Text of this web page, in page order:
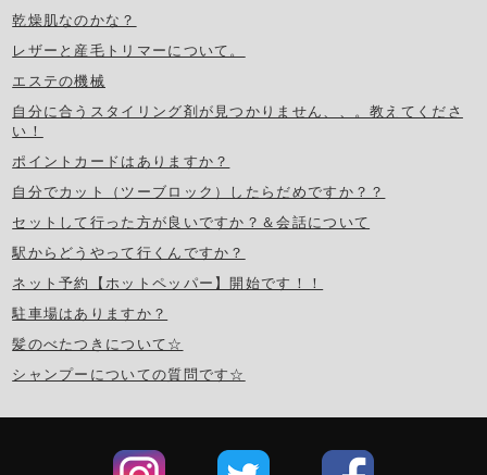
乾燥肌なのかな？
レザーと産毛トリマーについて。
エステの機械
自分に合うスタイリング剤が見つかりません、、。教えてくださ
い！
ポイントカードはありますか？
自分でカット（ツーブロック）したらだめですか？？
セットして行った方が良いですか？＆会話について
駅からどうやって行くんですか？
ネット予約【ホットペッパー】開始です！！
駐車場はありますか？
髪のべたつきについて☆
シャンプーについての質問です☆